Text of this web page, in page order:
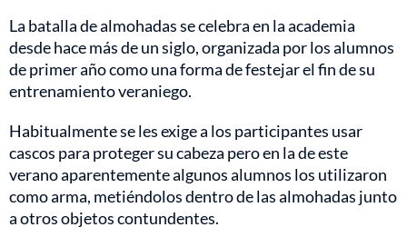
La batalla de almohadas se celebra en la academia
desde hace más de un siglo, organizada por los alumnos
de primer año como una forma de festejar el fin de su
entrenamiento veraniego.
Habitualmente se les exige a los participantes usar
cascos para proteger su cabeza pero en la de este
verano aparentemente algunos alumnos los utilizaron
como arma, metiéndolos dentro de las almohadas junto
a otros objetos contundentes.